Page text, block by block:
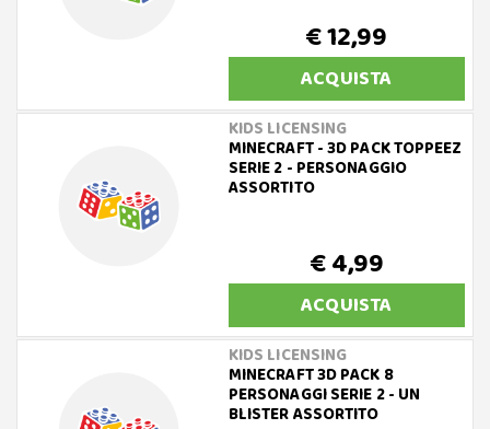
€ 12,99
ACQUISTA
KIDS LICENSING
MINECRAFT - 3D PACK TOPPEEZ
SERIE 2 - PERSONAGGIO
ASSORTITO
€ 4,99
ACQUISTA
KIDS LICENSING
MINECRAFT 3D PACK 8
PERSONAGGI SERIE 2 - UN
BLISTER ASSORTITO